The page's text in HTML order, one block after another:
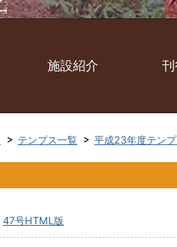
施設紹介
テンプス一覧 平成23年度テンプ
47号HTML版